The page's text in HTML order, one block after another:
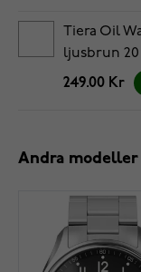
Tiera Oil
ljusbrun
249.00 Kr
Andra modeller